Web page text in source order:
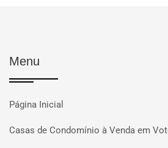
Menu
Página Inicial
Casas de Condomínio à Venda em